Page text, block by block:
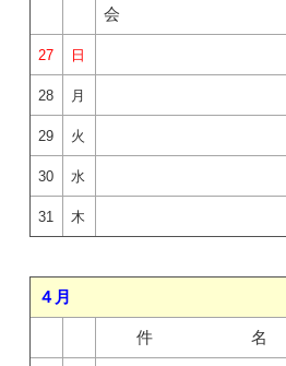
会
27 日
28 月
29 火
30 水
31 木
４月
件 名